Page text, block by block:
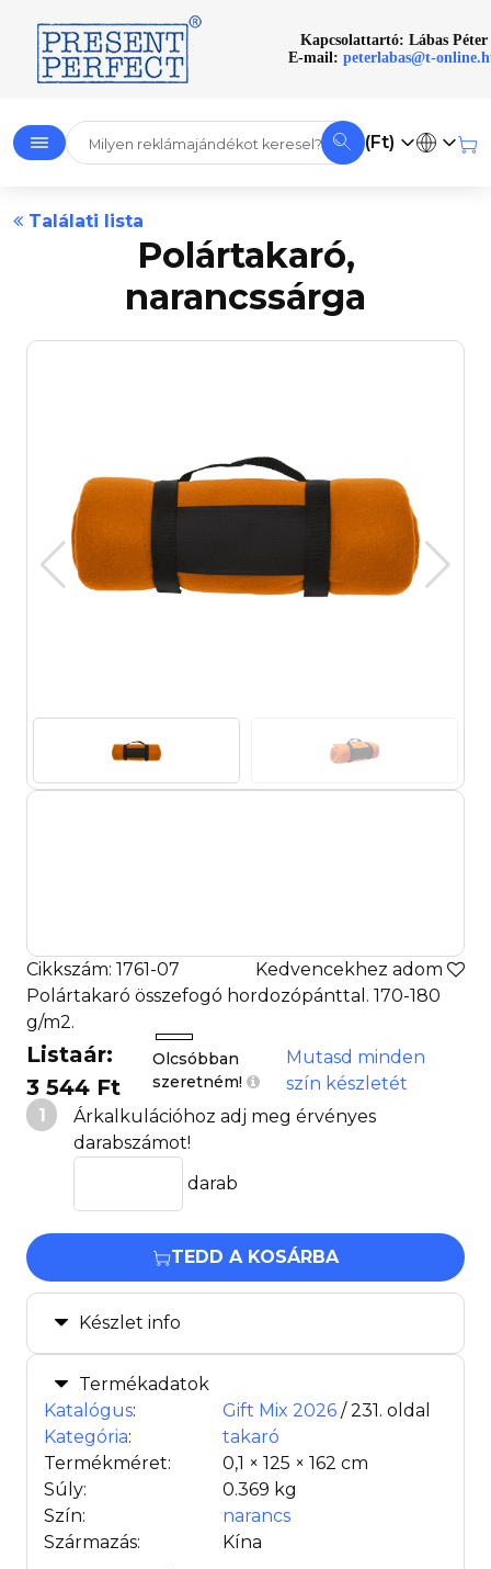
Kapcsolattartó: Lábas Péter
E-mail: peterlabas@t-
(Ft)
Találati lista
Polártakaró,
narancssárga
Cikkszám: 1761-07
Kedvencekhez adom
Polártakaró összefogó hordozópánttal. 170-180
g/m2.
Listaár:
3 544 Ft
Olcsóbban
szeretném!
Mutasd minden
szín készletét
1
Árkalkulációhoz adj meg érvényes
darabszámot!
darab
TEDD A KOSÁRBA
Készlet info
Termékadatok
Katalógus: Gift Mix 2026 / 231. oldal
Kategória:
takaró
Termékméret:
0,1 × 125 × 162 cm
Súly:
0.369 kg
Szín:
narancs
Származás:
Kína